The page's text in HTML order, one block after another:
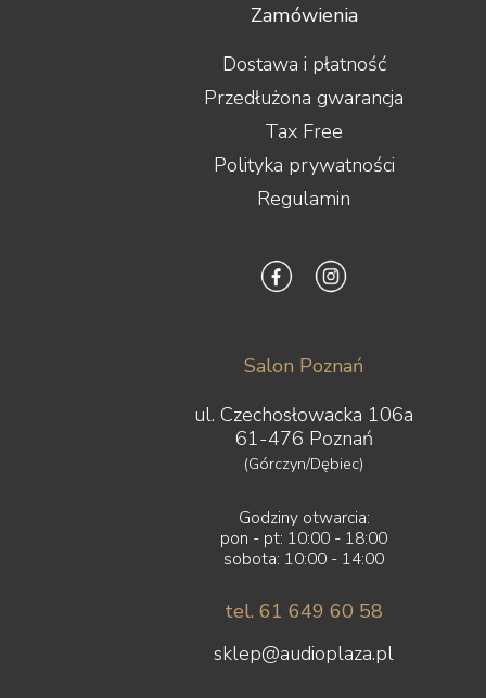
Zamówienia
Dostawa i płatność
Przedłużona gwarancja
Tax Free
Polityka prywatności
Regulamin
Salon Poznań
ul. Czechosłowacka 106a
61-476 Poznań
(Górczyn/Dębiec)
Godziny otwarcia:
pon - pt: 10:00 - 18:00
sobota: 10:00 - 14:00
tel. 61 649 60 58
sklep@audioplaza.pl